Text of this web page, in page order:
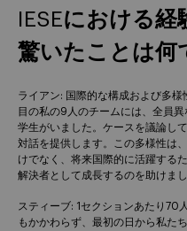
IESEにおける
驚いたことは何
ライアン: 国際的な構成および多
目の私の9人のチームには、全員
学生がいました。ケースを議論し
対話を提供します。この多様性は
けでなく、将来国際的に活躍する
解決者として成長するのを助けまし
スティーブ: 1セクションあたり70
もかかわらず、最初の日から私た